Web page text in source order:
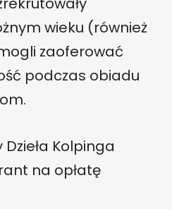
wieku (również
zaoferować
podczas obiadu
Kolpinga
na opłatę